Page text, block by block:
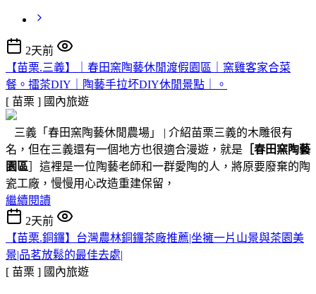
2天前
【苗栗.三義】｜春田窯陶藝休閒渡假園區｜窯雞客家合菜
餐。擂茶DIY｜陶藝手拉坏DIY休閒景點｜。
[ 苗栗 ] 國內旅遊
三義「春田窯陶藝休閒農場」 | 介紹苗栗三義的木雕很有
名，但在三義還有一個地方也很適合漫遊，就是 ［春田窯陶藝
園區 ］這裡是一位陶藝老師和一群愛陶的人，將原要廢棄的陶
瓷工廠，慢慢用心改造重建保留，
繼續閱讀
2天前
【苗栗.銅鑼】台灣農林銅鑼茶廠推薦|坐擁一片山景與茶園美
景|品茗放鬆的最佳去處|
[ 苗栗 ] 國內旅遊